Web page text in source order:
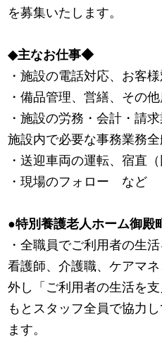
を募集いたします。
◆主なお仕事◆
・施設の電話対応、お客
・備品管理、営繕、その
・施設の労務・会計・請
施設内で必要な事務業務
・送迎車両の運転、宿直（
・現場のフォロー など
●特別養護老人ホーム御殿
・全職員でご利用者の生
看護師、介護職、ケアマ
外し「ご利用者の生活を
もとスタッフ全員で協力
ます。